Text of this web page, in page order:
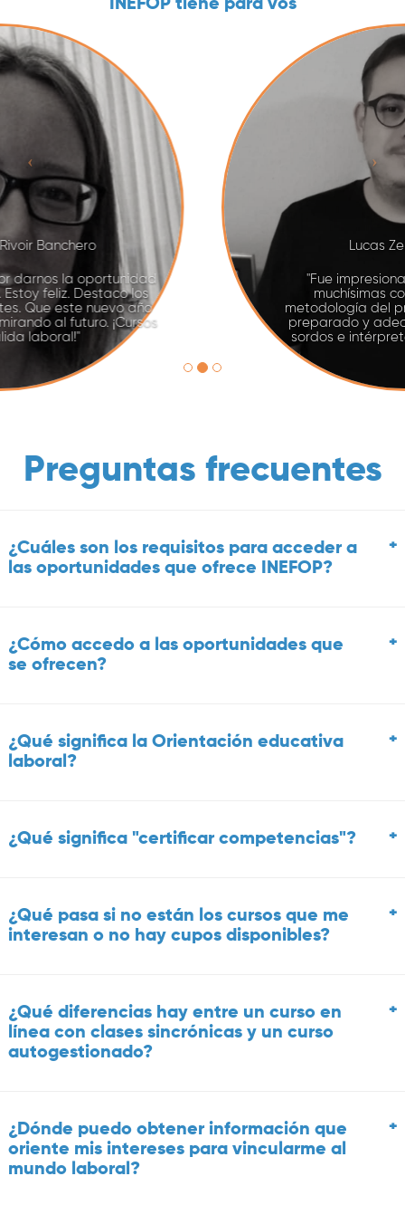
INEFOP tiene para vos
Lucas Zeballos Landera
"Fue impresionante el curso y aprendí
muchísimas cosas que no sabía. La
metodología del profesor es excelente, bien
preparado y adecuado para una clase de
sordos e intérprete. Ya estoy extrañando."
Preguntas frecuentes
+
¿Cuáles son los requisitos para acceder a
las oportunidades que ofrece INEFOP?
+
¿Cómo accedo a las oportunidades que
se ofrecen?
+
¿Qué significa la Orientación educativa
laboral?
+
¿Qué significa "certificar competencias"?
+
¿Qué pasa si no están los cursos que me
interesan o no hay cupos disponibles?
+
¿Qué diferencias hay entre un curso en
línea con clases sincrónicas y un curso
autogestionado?
+
¿Dónde puedo obtener información que
oriente mis intereses para vincularme al
mundo laboral?